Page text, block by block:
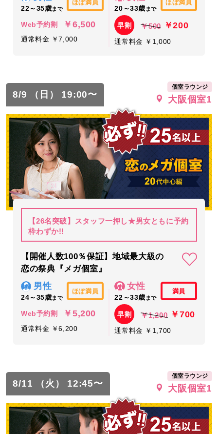
22～35歳まで
ほぼ満員
Web予約割 ￥6,500
通常料金 ￥7,000
20～33歳 まで
ほぼ満員
早割 ￥500 ￥200
通常料金 ￥1,000
8/9 （日） 19:00〜
個室ラウンジ
大阪個室1
【26名突破】スタッフ一押し★男女ともに予約
枠わずか!!
【開催人数100％保証】地域最大級の
恋の祭典『メガ個室』
男性
24～35歳まで
ほぼ満員
Web予約割 ￥5,200
通常料金 ￥6,200
女性
22～33歳 まで
満員
早割 ￥1,200 ￥700
通常料金 ￥1,700
8/11 （火） 12:45〜
個室ラウンジ
大阪個室1